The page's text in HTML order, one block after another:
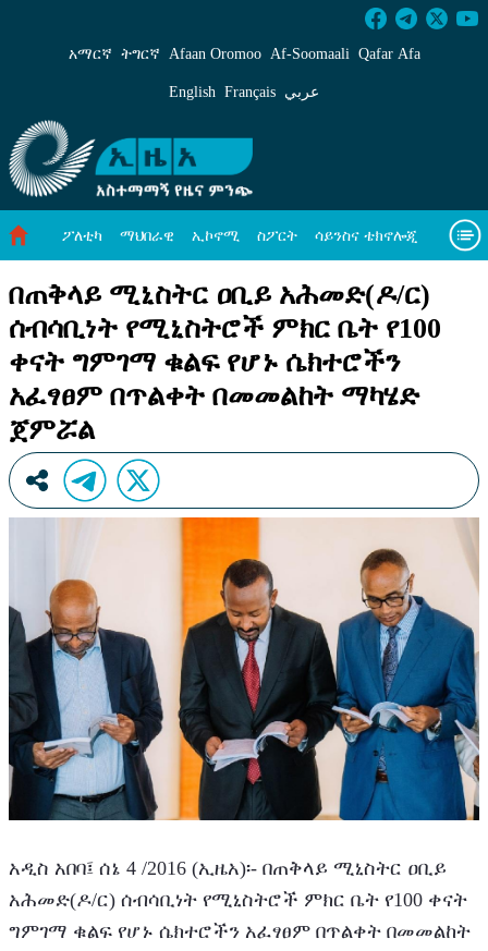
በጠቅላይ ሚኒስትር ዐቢይ አሕመድ(ዶ/ር) ሰብሳቢነት
አማርኛ ትግርኛ Afaan Oromoo Af‑Soomaali Qafar Afa
English Français عربي
ፖለቲካ ማህበራዊ ኢኮኖሚ ስፖርት ሳይንስና ቴክኖሎጂ
መጣጥፍ
መጽሔት ስለ እኛ
በጠቅላይ ሚኒስትር ዐቢይ አሕመድ(ዶ/ር)
ሰብሳቢነት የሚኒስትሮች ምክር ቤት የ100
ቀናት ግምገማ ቁልፍ የሆኑ ሴክተሮችን
አፈፃፀም በጥልቀት በመመልከት ማካሄድ
ጀምሯል
አዲስ አበባ፤ ሰኔ 4 /2016 (ኢዜአ)፡- በጠቅላይ ሚኒስትር ዐቢይ
አሕመድ(ዶ/ር) ሰብሳቢነት የሚኒስትሮች ምክር ቤት የ100 ቀናት
ግምገማ ቁልፍ የሆኑ ሴክተሮችን አፈፃፀም በጥልቀት በመመልከት